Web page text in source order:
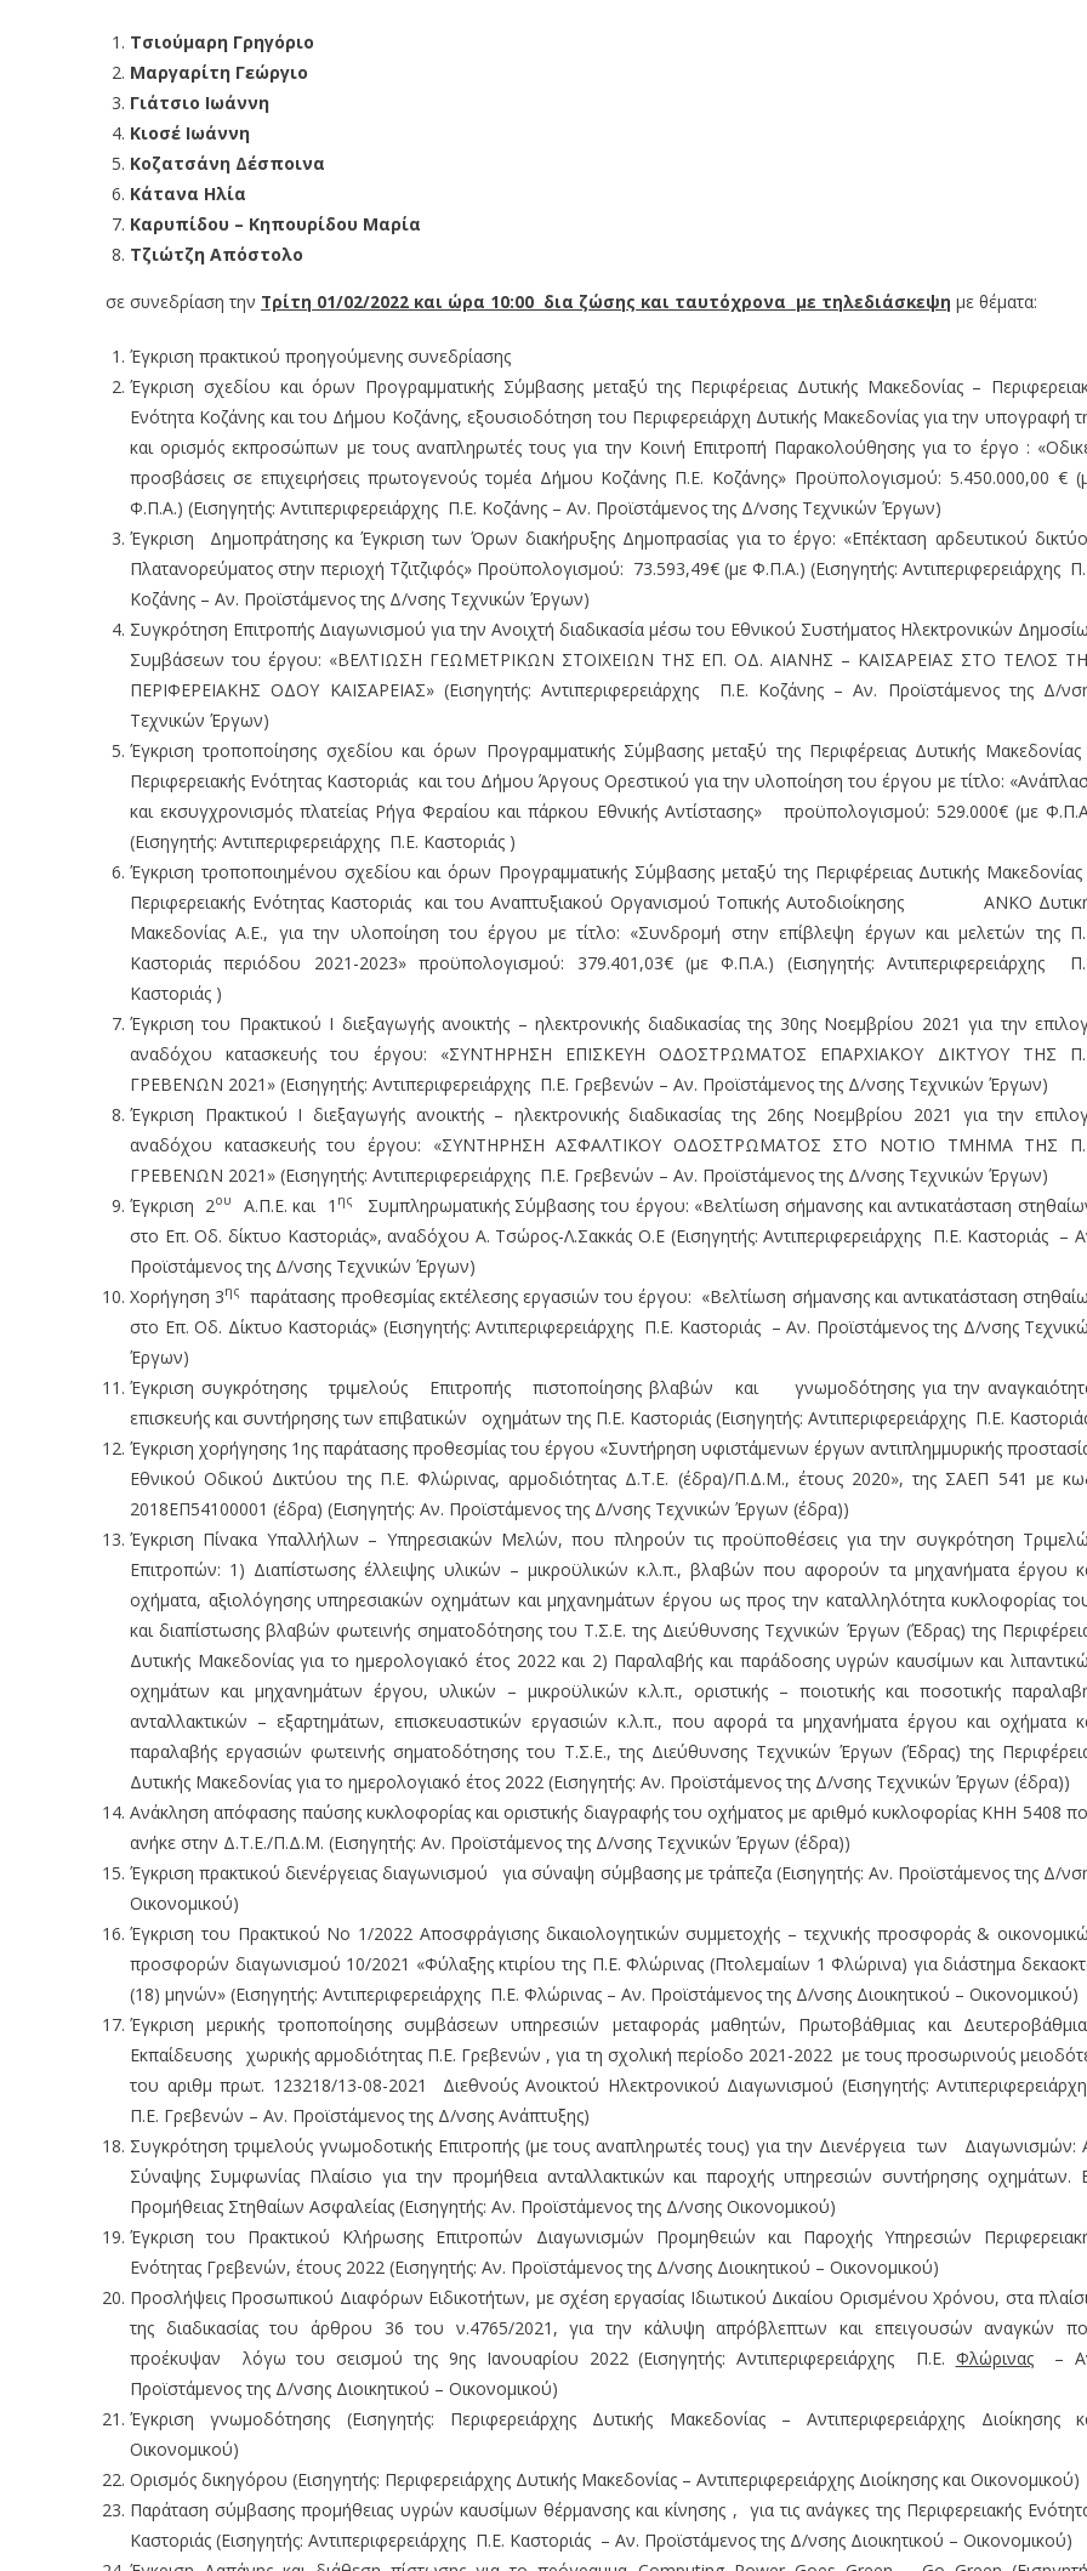
Τσιούμαρη Γρηγόριο
Μαργαρίτη Γεώργιο
Γιάτσιο Ιωάννη
Κιοσέ Ιωάννη
Κοζατσάνη Δέσποινα
Κάτανα Ηλία
Καρυπίδου – Κηπουρίδου Μαρία
Τζιώτζη Απόστολο
σε συνεδρίαση την Τρίτη 01/02/2022 και ώρα 10:00 δια ζώσης και ταυτόχρονα με τηλεδιάσκεψη με θέματα:
Έγκριση πρακτικού προηγούμενης συνεδρίασης
Έγκριση σχεδίου και όρων Προγραμματικής Σύμβασης μεταξύ της Περιφέρειας Δυτικής Μακεδονίας –
Ενότητα Κοζάνης και του Δήμου Κοζάνης, εξουσιοδότηση του Περιφερειάρχη Δυτικής Μακεδονίας για την υπογραφή
και ορισμός εκπροσώπων με τους αναπληρωτές τους για την Κοινή Επιτροπή Παρακολούθησης για το έργο :
προσβάσεις σε επιχειρήσεις πρωτογενούς τομέα Δήμου Κοζάνης Π.Ε. Κοζάνης» Προϋπολογισμού: 5.450.000,00 €
Φ.Π.Α.) (Εισηγητής: Αντιπεριφερειάρχης Π.Ε. Κοζάνης – Αν. Προϊστάμενος της Δ/νσης Τεχνικών Έργων)
Έγκριση Δημοπράτησης κα Έγκριση των Όρων διακήρυξης Δημοπρασίας για το έργο: «Επέκταση αρδευτικού
Πλατανορεύματος στην περιοχή Τζιτζιφός» Προϋπολογισμού: 73.593,49€ (με Φ.Π.Α.) (Εισηγητής: Αντιπεριφερειάρχης
Κοζάνης – Αν. Προϊστάμενος της Δ/νσης Τεχνικών Έργων)
Συγκρότηση Επιτροπής Διαγωνισμού για την Ανοιχτή διαδικασία μέσω του Εθνικού Συστήματος Ηλεκτρονικών
Συμβάσεων του έργου: «ΒΕΛΤΙΩΣΗ ΓΕΩΜΕΤΡΙΚΩΝ ΣΤΟΙΧΕΙΩΝ ΤΗΣ ΕΠ. ΟΔ. ΑΙΑΝΗΣ – ΚΑΙΣΑΡΕΙΑΣ ΣΤΟ ΤΕΛΟΣ
ΠΕΡΙΦΕΡΕΙΑΚΗΣ ΟΔΟΥ ΚΑΙΣΑΡΕΙΑΣ» (Εισηγητής: Αντιπεριφερειάρχης Π.Ε. Κοζάνης – Αν. Προϊστάμενος της Δ/
Τεχνικών Έργων)
Έγκριση τροποποίησης σχεδίου και όρων Προγραμματικής Σύμβασης μεταξύ της Περιφέρειας Δυτικής
Περιφερειακής Ενότητας Καστοριάς και του Δήμου Άργους Ορεστικού για την υλοποίηση του έργου με τίτλο:
και εκσυγχρονισμός πλατείας Ρήγα Φεραίου και πάρκου Εθνικής Αντίστασης» προϋπολογισμού: 529.000€ (με
(Εισηγητής: Αντιπεριφερειάρχης Π.Ε. Καστοριάς )
Έγκριση τροποποιημένου σχεδίου και όρων Προγραμματικής Σύμβασης μεταξύ της Περιφέρειας Δυτικής
Περιφερειακής Ενότητας Καστοριάς και του Αναπτυξιακού Οργανισμού Τοπικής Αυτοδιοίκησης ΑΝΚΟ
Μακεδονίας Α.Ε., για την υλοποίηση του έργου με τίτλο: «Συνδρομή στην επίβλεψη έργων και μελετών της
Καστοριάς περιόδου 2021-2023» προϋπολογισμού: 379.401,03€ (με Φ.Π.Α.) (Εισηγητής: Αντιπεριφερειάρχης
Καστοριάς )
Έγκριση του Πρακτικού Ι διεξαγωγής ανοικτής – ηλεκτρονικής διαδικασίας της 30ης Νοεμβρίου 2021 για την
αναδόχου κατασκευής του έργου: «ΣΥΝΤΗΡΗΣΗ ΕΠΙΣΚΕΥΗ ΟΔΟΣΤΡΩΜΑΤΟΣ ΕΠΑΡΧΙΑΚΟΥ ΔΙΚΤΥΟΥ ΤΗΣ
ΓΡΕΒΕΝΩΝ 2021» (Εισηγητής: Αντιπεριφερειάρχης Π.Ε. Γρεβενών – Αν. Προϊστάμενος της Δ/νσης Τεχνικών Έργων)
Έγκριση Πρακτικού Ι διεξαγωγής ανοικτής – ηλεκτρονικής διαδικασίας της 26ης Νοεμβρίου 2021 για την
αναδόχου κατασκευής του έργου: «ΣΥΝΤΗΡΗΣΗ ΑΣΦΑΛΤΙΚΟΥ ΟΔΟΣΤΡΩΜΑΤΟΣ ΣΤΟ ΝΟΤΙΟ ΤΜΗΜΑ ΤΗΣ
ΓΡΕΒΕΝΩΝ 2021» (Εισηγητής: Αντιπεριφερειάρχης Π.Ε. Γρεβενών – Αν. Προϊστάμενος της Δ/νσης Τεχνικών Έργων)
Έγκριση 2ου Α.Π.Ε. και 1 ης
Συμπληρωματικής Σύμβασης του έργου: «Βελτίωση σήμανσης και αντικατάσταση
στο Επ. Οδ. δίκτυο Καστοριάς», αναδόχου Α. Τσώρος-Λ.Σακκάς Ο.Ε (Εισηγητής: Αντιπεριφερειάρχης Π.Ε. Καστοριάς –
Προϊστάμενος της Δ/νσης Τεχνικών Έργων)
Χορήγηση 3ης
παράτασης προθεσμίας εκτέλεσης εργασιών του έργου: «Βελτίωση σήμανσης και αντικατάσταση
στο Επ. Οδ. Δίκτυο Καστοριάς» (Εισηγητής: Αντιπεριφερειάρχης Π.Ε. Καστοριάς – Αν. Προϊστάμενος της Δ/νσης
Έργων)
Έγκριση συγκρότησης τριμελούς Επιτροπής πιστοποίησης βλαβών και γνωμοδότησης για την
επισκευής και συντήρησης των επιβατικών οχημάτων της Π.Ε. Καστοριάς (Εισηγητής: Αντιπεριφερειάρχης Π.Ε.
Έγκριση χορήγησης 1ης παράτασης προθεσμίας του έργου «Συντήρηση υφιστάμενων έργων αντιπλημμυρικής
Εθνικού Οδικού Δικτύου της Π.Ε. Φλώρινας, αρμοδιότητας Δ.Τ.Ε. (έδρα)/Π.Δ.Μ., έτους 2020», της ΣΑΕΠ 541 με
2018ΕΠ54100001 (έδρα) (Εισηγητής: Αν. Προϊστάμενος της Δ/νσης Τεχνικών Έργων (έδρα))
Έγκριση Πίνακα Υπαλλήλων – Υπηρεσιακών Μελών, που πληρούν τις προϋποθέσεις για την συγκρότηση
Επιτροπών: 1) Διαπίστωσης έλλειψης υλικών – μικροϋλικών κ.λ.π., βλαβών που αφορούν τα μηχανήματα έργου
οχήματα, αξιολόγησης υπηρεσιακών οχημάτων και μηχανημάτων έργου ως προς την καταλληλότητα κυκλοφορίας
και διαπίστωσης βλαβών φωτεινής σηματοδότησης του Τ.Σ.Ε. της Διεύθυνσης Τεχνικών Έργων (Έδρας) της
Δυτικής Μακεδονίας για το ημερολογιακό έτος 2022 και 2) Παραλαβής και παράδοσης υγρών καυσίμων και
οχημάτων και μηχανημάτων έργου, υλικών – μικροϋλικών κ.λ.π., οριστικής – ποιοτικής και ποσοτικής
ανταλλακτικών – εξαρτημάτων, επισκευαστικών εργασιών κ.λ.π., που αφορά τα μηχανήματα έργου και οχήματα
παραλαβής εργασιών φωτεινής σηματοδότησης του Τ.Σ.Ε., της Διεύθυνσης Τεχνικών Έργων (Έδρας) της
Δυτικής Μακεδονίας για το ημερολογιακό έτος 2022 (Εισηγητής: Αν. Προϊστάμενος της Δ/νσης Τεχνικών Έργων (έδρα))
Ανάκληση απόφασης παύσης κυκλοφορίας και οριστικής διαγραφής του οχήματος με αριθμό κυκλοφορίας ΚΗΗ 5408
ανήκε στην Δ.Τ.Ε./Π.Δ.Μ. (Εισηγητής: Αν. Προϊστάμενος της Δ/νσης Τεχνικών Έργων (έδρα))
Έγκριση πρακτικού διενέργειας διαγωνισμού για σύναψη σύμβασης με τράπεζα (Εισηγητής: Αν. Προϊστάμενος της Δ/
Οικονομικού)
Έγκριση του Πρακτικού Νο 1/2022 Αποσφράγισης δικαιολογητικών συμμετοχής – τεχνικής προσφοράς &
προσφορών διαγωνισμού 10/2021 «Φύλαξης κτιρίου της Π.Ε. Φλώρινας (Πτολεμαίων 1 Φλώρινα) για διάστημα
(18) μηνών» (Εισηγητής: Αντιπεριφερειάρχης Π.Ε. Φλώρινας – Αν. Προϊστάμενος της Δ/νσης Διοικητικού – Οικονομικού)
Έγκριση μερικής τροποποίησης συμβάσεων υπηρεσιών μεταφοράς μαθητών, Πρωτοβάθμιας και
Εκπαίδευσης χωρικής αρμοδιότητας Π.Ε. Γρεβενών , για τη σχολική περίοδο 2021-2022 με τους προσωρινούς
του αριθμ πρωτ. 123218/13-08-2021 Διεθνούς Ανοικτού Ηλεκτρονικού Διαγωνισμού (Εισηγητής:
Π.Ε. Γρεβενών – Αν. Προϊστάμενος της Δ/νσης Ανάπτυξης)
Συγκρότηση τριμελούς γνωμοδοτικής Επιτροπής (με τους αναπληρωτές τους) για την Διενέργεια των Διαγωνισμών:
Σύναψης Συμφωνίας Πλαίσιο για την προμήθεια ανταλλακτικών και παροχής υπηρεσιών συντήρησης οχημάτων.
Προμήθειας Στηθαίων Ασφαλείας (Εισηγητής: Αν. Προϊστάμενος της Δ/νσης Οικονομικού)
Έγκριση του Πρακτικού Κλήρωσης Επιτροπών Διαγωνισμών Προμηθειών και Παροχής Υπηρεσιών
Ενότητας Γρεβενών, έτους 2022 (Εισηγητής: Αν. Προϊστάμενος της Δ/νσης Διοικητικού – Οικονομικού)
Προσλήψεις Προσωπικού Διαφόρων Ειδικοτήτων, με σχέση εργασίας Ιδιωτικού Δικαίου Ορισμένου Χρόνου, στα
της διαδικασίας του άρθρου 36 του ν.4765/2021, για την κάλυψη απρόβλεπτων και επειγουσών αναγκών
προέκυψαν λόγω του σεισμού της 9ης Ιανουαρίου 2022 (Εισηγητής: Αντιπεριφερειάρχης Π.Ε. Φλώρινας–
Προϊστάμενος της Δ/νσης Διοικητικού – Οικονομικού)
Έγκριση γνωμοδότησης (Εισηγητής: Περιφερειάρχης Δυτικής Μακεδονίας – Αντιπεριφερειάρχης Διοίκησης
Οικονομικού)
Ορισμός δικηγόρου (Εισηγητής: Περιφερειάρχης Δυτικής Μακεδονίας – Αντιπεριφερειάρχης Διοίκησης και Οικονομικού)
Παράταση σύμβασης προμήθειας υγρών καυσίμων θέρμανσης και κίνησης , για τις ανάγκες της Περιφερειακής
Καστοριάς (Εισηγητής: Αντιπεριφερειάρχης Π.Ε. Καστοριάς – Αν. Προϊστάμενος της Δ/νσης Διοικητικού – Οικονομικού)